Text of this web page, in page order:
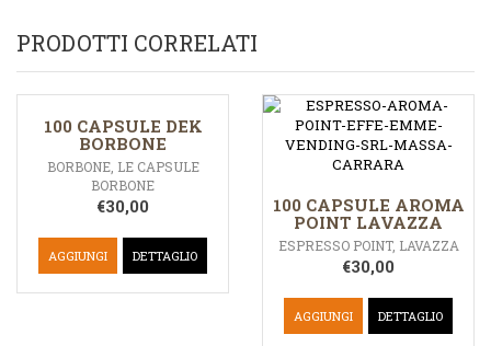
PRODOTTI CORRELATI
100 CAPSULE DEK
BORBONE
BORBONE, LE CAPSULE
BORBONE
€30,00
AGGIUNGI DETTAGLIO
100 CAPSULE AROMA
POINT LAVAZZA
ESPRESSO POINT, LAVAZZA
€30,00
AGGIUNGI DETTAGLIO